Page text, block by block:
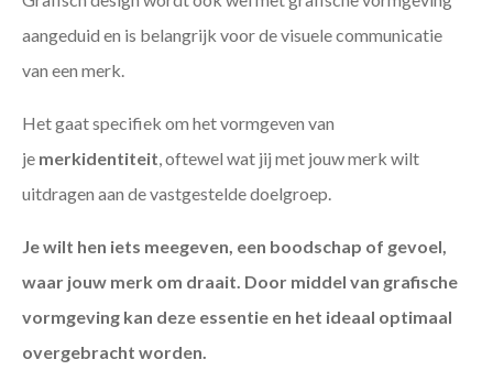
aangeduid en is belangrijk voor de visuele communicatie
van een merk.
Het gaat specifiek om het vormgeven van
je merkidentiteit , oftewel wat jij met jouw merk wilt
uitdragen aan de vastgestelde doelgroep.
Je wilt hen iets meegeven, een boodschap of gevoel,
waar jouw merk om draait. Door middel van grafische
vormgeving kan deze essentie en het ideaal optimaal
overgebracht worden.